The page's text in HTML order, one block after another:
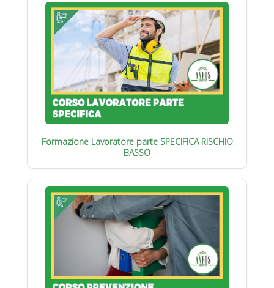
Formazione Lavoratore parte SPECIFICA RISCHIO
BASSO